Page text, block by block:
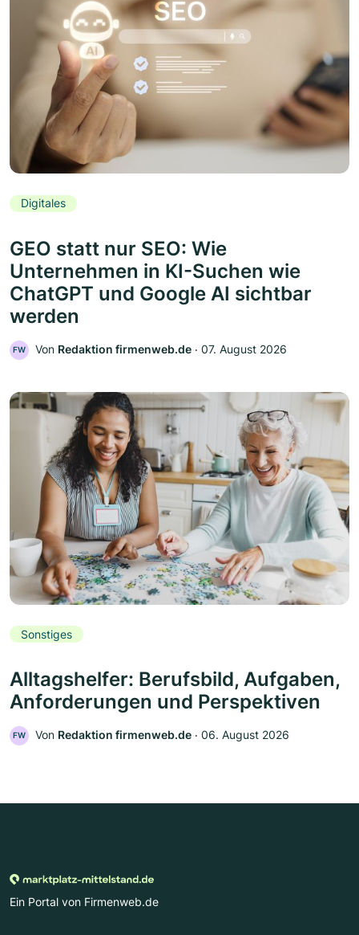
Digitales
GEO statt nur SEO: Wie
Unternehmen in KI-Suchen wie
ChatGPT und Google AI sichtbar
werden
FW Von Redaktion firmenweb.de ‧ 07. August 2026
Sonstiges
Alltagshelfer: Berufsbild, Aufgaben,
Anforderungen und Perspektiven
FW Von Redaktion firmenweb.de ‧ 06. August 2026
Ein Portal von Firmenweb.de